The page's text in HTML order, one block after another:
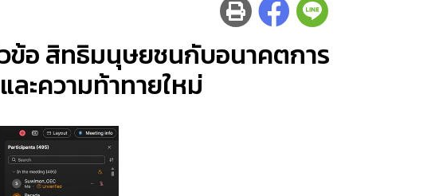
ข้อ สิทธิมนุษยชนกับอนาคตการ
ะความท้าทายใหม่